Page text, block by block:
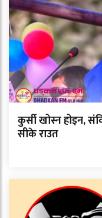
कुर्सी खोस्न होइन,
सीके राउत